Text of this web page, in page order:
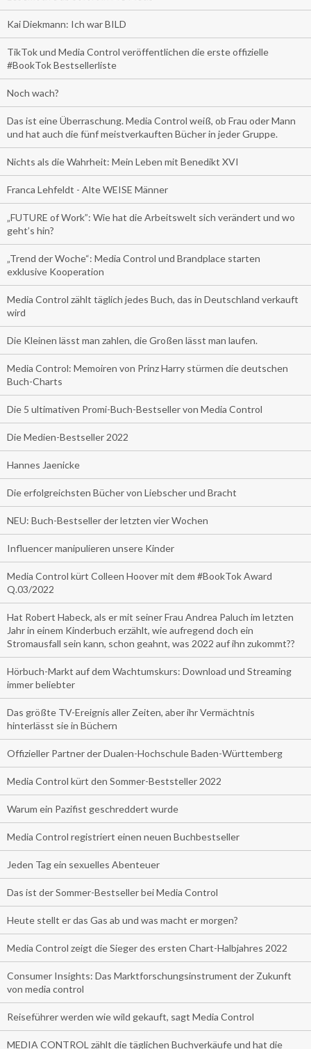
Kai Diekmann: Ich war BILD
TikTok und Media Control veröffentlichen die erste offizielle
#BookTok Bestsellerliste
Noch wach?
Das ist eine Überraschung. Media Control weiß, ob Frau oder Mann
und hat auch die fünf meistverkauften Bücher in jeder Gruppe.
Nichts als die Wahrheit: Mein Leben mit Benedikt XVI
Franca Lehfeldt - Alte WEISE Männer
„FUTURE of Work”: Wie hat die Arbeitswelt sich verändert und wo
geht’s hin?
„Trend der Woche“: Media Control und Brandplace starten
exklusive Kooperation
Media Control zählt täglich jedes Buch, das in Deutschland verkauft
wird
Die Kleinen lässt man zahlen, die Großen lässt man laufen.
Media Control: Memoiren von Prinz Harry stürmen die deutschen
Buch-Charts
Die 5 ultimativen Promi-Buch-Bestseller von Media Control
Die Medien-Bestseller 2022
Hannes Jaenicke
Die erfolgreichsten Bücher von Liebscher und Bracht
NEU: Buch-Bestseller der letzten vier Wochen
Influencer manipulieren unsere Kinder
Media Control kürt Colleen Hoover mit dem #BookTok Award
Q.03/2022
Hat Robert Habeck, als er mit seiner Frau Andrea Paluch im letzten
Jahr in einem Kinderbuch erzählt, wie aufregend doch ein
Stromausfall sein kann, schon geahnt, was 2022 auf ihn zukommt??
Hörbuch-Markt auf dem Wachtumskurs: Download und Streaming
immer beliebter
Das größte TV-Ereignis aller Zeiten, aber ihr Vermächtnis
hinterlässt sie in Büchern
Offizieller Partner der Dualen-Hochschule Baden-Württemberg
Media Control kürt den Sommer-Beststeller 2022
Warum ein Pazifist geschreddert wurde
Media Control registriert einen neuen Buchbestseller
Jeden Tag ein sexuelles Abenteuer
Das ist der Sommer-Bestseller bei Media Control
Heute stellt er das Gas ab und was macht er morgen?
Media Control zeigt die Sieger des ersten Chart-Halbjahres 2022
Consumer Insights: Das Marktforschungsinstrument der Zukunft
von media control
Reiseführer werden wie wild gekauft, sagt Media Control
MEDIA CONTROL zählt die täglichen Buchverkäufe und hat die